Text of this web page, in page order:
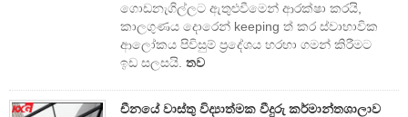
ගොඩනැගිල්ලට ඇතුළුවීමෙන් ආරක්ෂා කරයි,
කාලගුණය දොරෙන් keeping ත් කර ස්වාභාවික
ආලෝකය පිවිසුම් ප්‍රදේශය හරහා ගමන් කිරීමට
ඉඩ සලසයි. තව
චීනයේ වාස්තු විද්‍යාත්මක වීදුරු කර්මාන්තශාලාව